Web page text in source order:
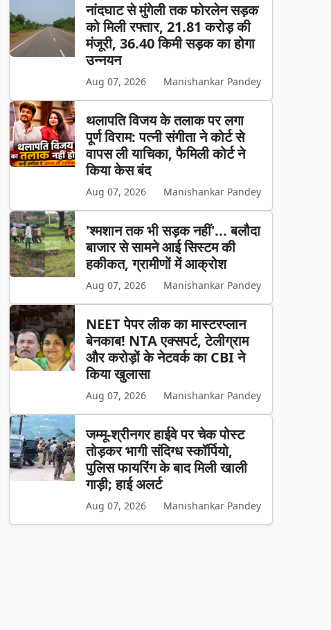
नांदघाट से मुंगेली तक फोरलेन सड़क
को मिली रफ्तार, 21.81 करोड़ की
मंजूरी, 36.40 किमी सड़क का होगा
उन्नयन
Aug 07, 2026 Manishankar Pandey
थलापति विजय के तलाक पर लगा
पूर्ण विराम: पत्नी संगीता ने कोर्ट से
वापस ली याचिका, फैमिली कोर्ट ने
किया केस बंद
Aug 07, 2026 Manishankar Pandey
'श्मशान तक भी सड़क नहीं'... बलौदा
बाजार से सामने आई सिस्टम की
हकीकत, ग्रामीणों में आक्रोश
Aug 07, 2026 Manishankar Pandey
NEET पेपर लीक का मास्टरप्लान
बेनकाब! NTA एक्सपर्ट, टेलीग्राम
और करोड़ों के नेटवर्क का CBI ने
किया खुलासा
Aug 07, 2026 Manishankar Pandey
जम्मू-श्रीनगर हाईवे पर चेक पोस्ट
तोड़कर भागी संदिग्ध स्कॉर्पियो,
पुलिस फायरिंग के बाद मिली खाली
गाड़ी; हाई अलर्ट
Aug 07, 2026 Manishankar Pandey